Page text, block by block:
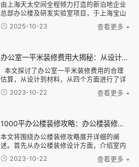
由上海天太空间全程倾力打造的新泊地企业
总部办公楼及研发实验室项目，于上海宝山
区正式竣工并投入使用。本项目总面积达
4500平方米，是天太空间在高新技术企业科
面对新泊地作为高新技术企业的独特需求，
核心设计原则，精准规划空间架构。我们通
过清晰的动线与功能分区，实现了办公区与
实验区的独立与联动，既保障了研发环境的
2025-10-23 查看更多 +
办公室一平米装修费用大揭秘：从设计到材料，了解每一项费用的合理估算
本文探讨了办公室一平米装修费用的合理
估算，从设计到材料，从四个方面进行了详
细阐述。首先，从设计方面分析了办公室装
修所需的设计费用，并介绍了不同设计风格
2023-10-22 查看更多 +
1000平办公楼装修攻略：办公楼装修设计、材料选择与施工流程全指南
本文将围绕办公楼装修攻略展开详细的阐
述。首先从办公楼装修设计方面，介绍室内
设计的原则和技巧，包括空间布局、光线利
用、色彩搭配等。然后，探讨办公楼装修材
2023-10-22 查看更多 +